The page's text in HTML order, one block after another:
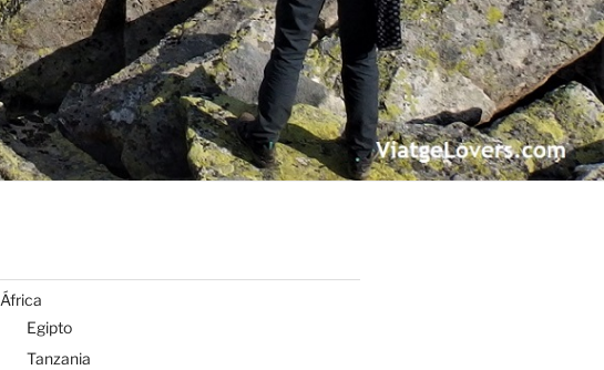
África
Egipto
Tanzania